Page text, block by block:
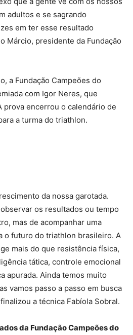
adultos e se sagrando
em ter esse resultado
Márcio, presidente da Fundação
a Fundação Campeões do
com Igor Neres, que
prova encerrou o calendário de
a turma do triathlon.
da nossa garotada.
os resultados ou tempo
mas de acompanhar uma
o futuro do triathlon brasileiro. A
mais do que resistência física,
tática, controle emocional
apurada. Ainda temos muito
vamos passo a passo em busca
a técnica Fabíola Sobral.
da Fundação Campeões do